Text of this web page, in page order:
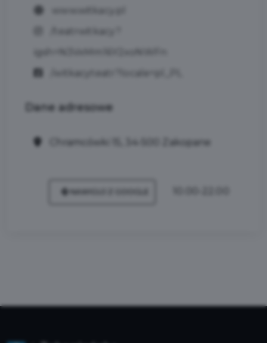
/teatrwitkacy?
/witkacyteatr?locale=pl_PL
Dane adresowe
Chramcówki 15, 34-500 Zakopane
NAWIGUJ Z GOOGLE